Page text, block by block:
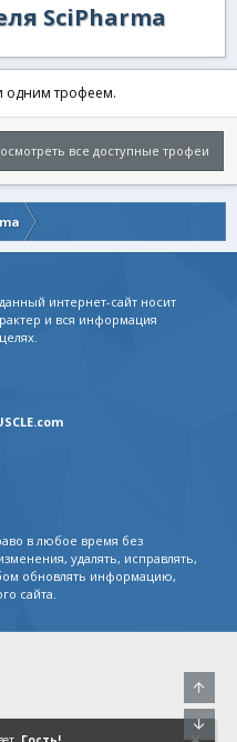
SciPharma
одним трофеем.
все доступные трофеи
интернет-сайт носит
и вся информация
в любое время без
удалять, исправлять,
обновлять информацию,
сайта.